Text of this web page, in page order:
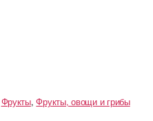
Фрукты,Фрукты, овощи и грибы